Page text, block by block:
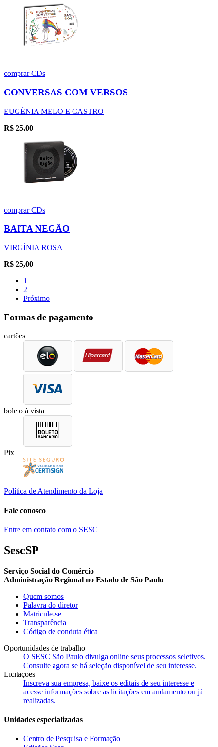
comprarCDs
CONVERSAS COM VERSOS
EUGÉNIA MELO E CASTRO
R$ 25,00
comprarCDs
BAITA NEGÃO
VIRGÍNIA ROSA
R$ 25,00
1
2
Próximo
Formas de pagamento
cartões
boleto à vista
Pix
Política de Atendimento da Loja
Fale conosco
Entre em contato com o SESC
SescSP
Serviço Social do Comércio
Administração Regional no Estado de São Paulo
Quem somos
Palavra do diretor
Matricule-se
Transparência
Código de conduta ética
Oportunidades de trabalho
O SESC São Paulo divulga online seus processos seletivos.
Consulte agora se há seleção disponível de seu interesse.
Licitações
Inscreva sua empresa, baixe os editais de seu interesse e
acesse informações sobre as licitações em andamento ou já
realizadas.
Unidades especializadas
Centro de Pesquisa e Formação